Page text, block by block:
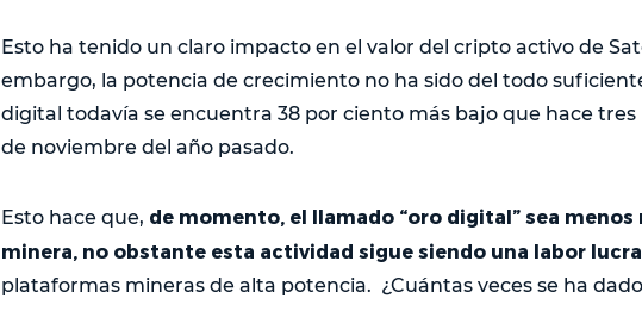
Esto ha tenido un claro impacto en el valor del cripto activo de
embargo, la potencia de crecimiento no ha sido del todo
digital todavía se encuentra 38 por ciento más bajo que hace tres
de noviembre del año pasado.
Esto hace que, de momento, el llamado “oro digital” sea
minera, no obstante esta actividad sigue siendo una labor
plataformas mineras de alta potencia. ¿Cuántas veces se ha